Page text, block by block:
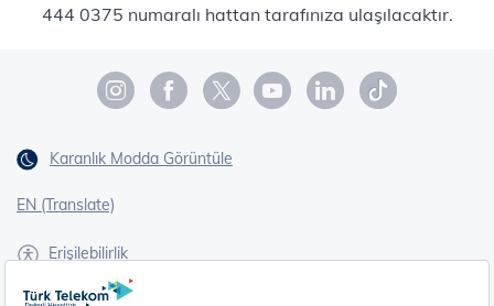
444 0375 numaralı hattan tarafınıza ulaşılacaktır.
Karanlık Modda Görüntüle
EN (Translate)
Erişilebilirlik